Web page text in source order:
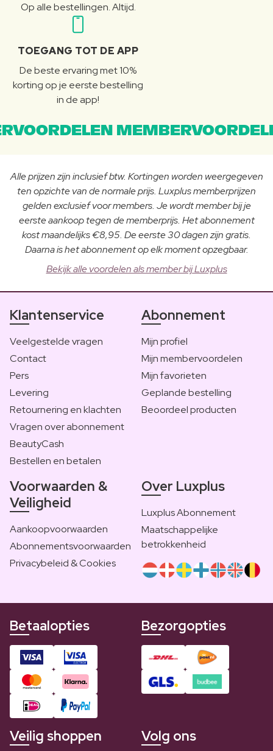
Op alle bestellingen. Altijd.
TOEGANG TOT DE APP
De beste ervaring met 10%
korting op je eerste bestelling
in de app!
Alle prijzen zijn inclusief btw. Kortingen worden weergegeven
ten opzichte van de normale prijs. Luxplus memberprijzen
gelden exclusief voor members. Je wordt member bij je
eerste aankoop tegen de memberprijs. Het abonnement
kost maandelijks €8,95. De eerste 30 dagen zijn gratis.
Daarna is het abonnement op elk moment opzegbaar.
Bekijk alle voordelen als member bij Luxplus
Klantenservice
Veelgestelde vragen
Contact
Pers
Levering
Retournering en klachten
Vragen over abonnement
BeautyCash
Bestellen en betalen
Abonnement
Mijn profiel
Mijn membervoordelen
Mijn favorieten
Geplande bestelling
Beoordeel producten
Voorwaarden &
Veiligheid
Aankoopvoorwaarden
Abonnementsvoorwaarden
Privacybeleid & Cookies
Over Luxplus
Luxplus Abonnement
Maatschappelijke
betrokkenheid
Betaalopties Bezorgopties
Veilig shoppen Volg ons